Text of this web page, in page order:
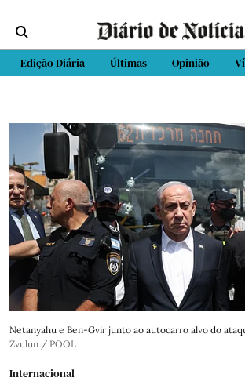
Edição Diária Últimas Opinião
Netanyahu e Ben-Gvir junto ao autocarro alvo do
Zvulun / POOL
Internacional